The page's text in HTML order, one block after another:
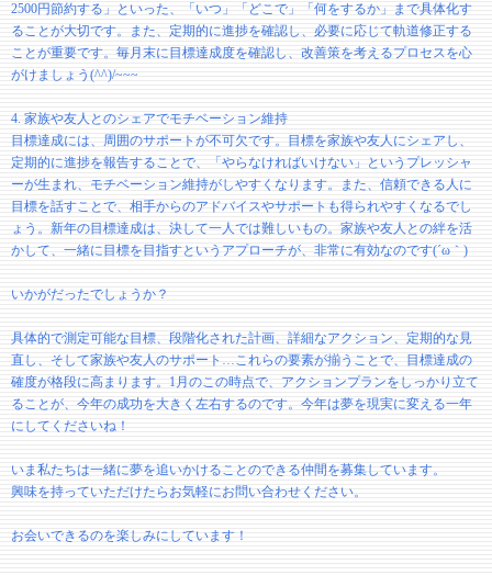
2500円節約する」といった、「いつ」「どこで」「何をするか」まで具体化す
ることが大切です。また、定期的に進捗を確認し、必要に応じて軌道修正する
ことが重要です。毎月末に目標達成度を確認し、改善策を考えるプロセスを心
がけましょう(^^)/~~~
4. 家族や友人とのシェアでモチベーション維持
目標達成には、周囲のサポートが不可欠です。目標を家族や友人にシェアし、
定期的に進捗を報告することで、「やらなければいけない」というプレッシャ
ーが生まれ、モチベーション維持がしやすくなります。また、信頼できる人に
目標を話すことで、相手からのアドバイスやサポートも得られやすくなるでし
ょう。新年の目標達成は、決して一人では難しいもの。家族や友人との絆を活
かして、一緒に目標を目指すというアプローチが、非常に有効なのです(´ω｀)
いかがだったでしょうか？
具体的で測定可能な目標、段階化された計画、詳細なアクション、定期的な見
直し、そして家族や友人のサポート…これらの要素が揃うことで、目標達成の
確度が格段に高まります。1月のこの時点で、アクションプランをしっかり立て
ることが、今年の成功を大きく左右するのです。今年は夢を現実に変える一年
にしてくださいね！
いま私たちは一緒に夢を追いかけることのできる仲間を募集しています。
興味を持っていただけたらお気軽にお問い合わせください。
お会いできるのを楽しみにしています！